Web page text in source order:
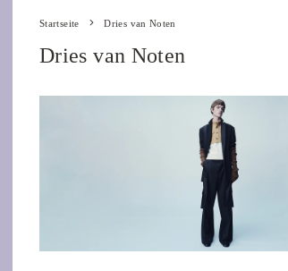
Startseite Dries van Noten
Dries van Noten